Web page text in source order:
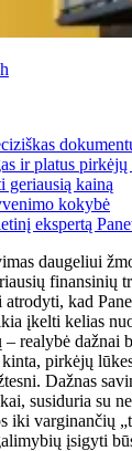
ir platus pirkėjų
geriausią kainą
kokybė
ekspertą
daugeliui
finansinių
kad
įkelti kelias
realybė dažnai
pirkėjų
Dažnas
susiduria su
iki varginančių
įsigyti